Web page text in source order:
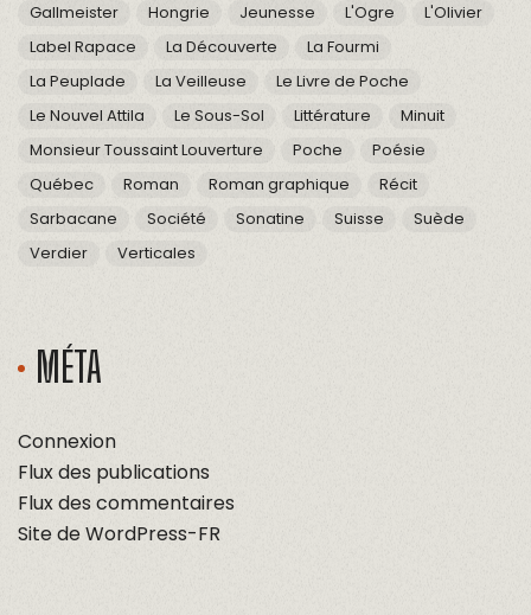
Gallmeister
Hongrie Jeunesse L'Ogre
L'Olivier
Label Rapace
La Découverte
La Fourmi
La Peuplade
La Veilleuse
Le Livre de Poche
Le Nouvel Attila
Le Sous-Sol Littérature
Minuit
Monsieur Toussaint Louverture
Poche
Poésie
Québec
Roman Roman graphique
Récit
Sarbacane
Société Sonatine Suisse
Suède
Verdier
Verticales
MÉTA
Connexion
Flux des publications
Flux des commentaires
Site de WordPress-FR